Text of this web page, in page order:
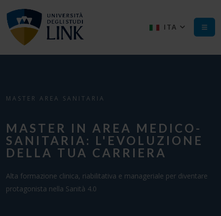
ITA
MASTER AREA SANITARIA
MASTER IN AREA MEDICO-
SANITARIA: L'EVOLUZIONE
DELLA TUA CARRIERA
Alta formazione clinica, riabilitativa e manageriale per diventare
protagonista nella Sanità 4.0